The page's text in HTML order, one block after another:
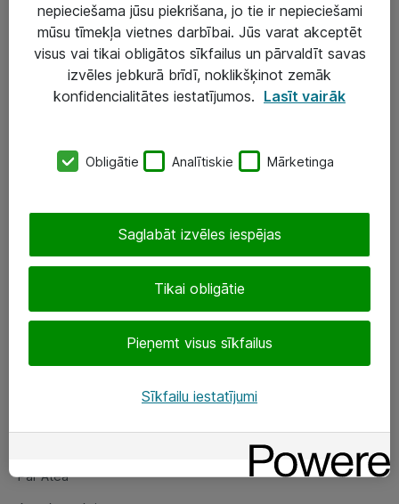
IT infrastruktūra
Darba vietu IT risinājumi
Serveri un datu centri
SIA „ATEA”
eShop@atea.lv
Sekojiet mums
Par Atea
Par Atea
nepieciešama jūsu piekrišana, jo tie ir nepieciešami
mūsu tīmekļa vietnes darbībai. Jūs varat akceptēt
visus vai tikai obligātos sīkfailus un pārvaldīt savas
izvēles jebkurā brīdī, noklikšķinot zemāk
konfidencialitātes iestatījumos. Lasīt vairāk
Obligātie Analītiskie Mārketinga
Tikai obligātie
Pieņemt visus sīkfailus
Saglabāt izvēles iespējas
Sīkfailu iestatījumi